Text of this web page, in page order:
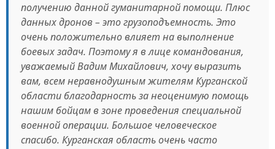
получению данной гуманитарной помощи. Плюс
данных дронов – это грузоподъемность. Это
очень положительно влияет на выполнение
боевых задач. Поэтому я в лице командования,
уважаемый Вадим Михайлович, хочу выразить
вам, всем неравнодушным жителям Курганской
области благодарность за неоценимую помощь
нашим бойцам в зоне проведения специальной
военной операции. Большое человеческое
спасибо. Курганская область очень часто